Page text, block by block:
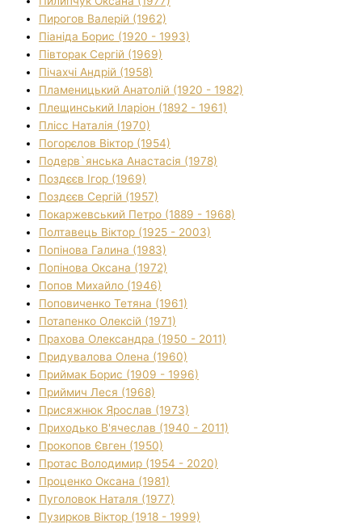
Пирогов Валерій (1962)
Піаніда Борис (1920 - 1993)
Півторак Сергій (1969)
Пічахчі Андрій (1958)
Пламеницький Анатолій (1920 - 1982)
Плещинський Іларіон (1892 - 1961)
Плісс Наталія (1970)
Погорєлов Віктор (1954)
Подерв`янська Анастасія (1978)
Поздєєв Ігор (1969)
Поздєєв Сергій (1957)
Покаржевський Петро (1889 - 1968)
Полтавець Віктор (1925 - 2003)
Попінова Галина (1983)
Попінова Оксана (1972)
Попов Михайло (1946)
Поповиченко Тетяна (1961)
Потапенко Олексій (1971)
Прахова Олександра (1950 - 2011)
Придувалова Олена (1960)
Приймак Борис (1909 - 1996)
Приймич Леся (1968)
Присяжнюк Ярослав (1973)
Приходько В'ячеслав (1940 - 2011)
Прокопов Євген (1950)
Протас Володимир (1954 - 2020)
Проценко Оксана (1981)
Пуголовок Наталя (1977)
Пузирков Віктор (1918 - 1999)